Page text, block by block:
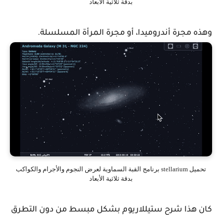
بدقة ثلاثية الأبعاد
وهذه مجرة أندروميدا، أو مجرة المرأة المسلسلة.
تحميل stellarium برنامج القبة السماوية لعرض النجوم والأجرام والكواكب
بدقة ثلاثية الأبعاد
كان هذا شرح ستيللاريوم بشكل مبسط من دون التطرق